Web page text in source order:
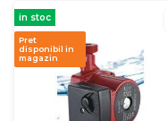
in stoc
Pret
disponibil in
magazin